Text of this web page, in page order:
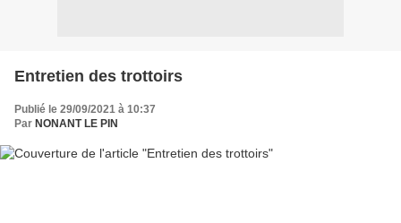
Entretien des trottoirs
Publié le 29/09/2021 à 10:37
Par NONANT LE PIN